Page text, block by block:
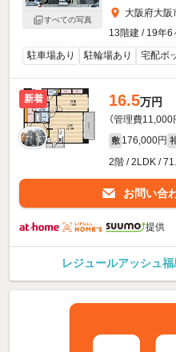
すべての写真
大阪府大阪
13階建 / 19年6
駐車場あり
駐輪場あり 宅配ボ
新着 16.5万円
（管理費11,000
敷 176,000円
2階 / 2LDK /
お問い合
提供
レジュールアッシュ